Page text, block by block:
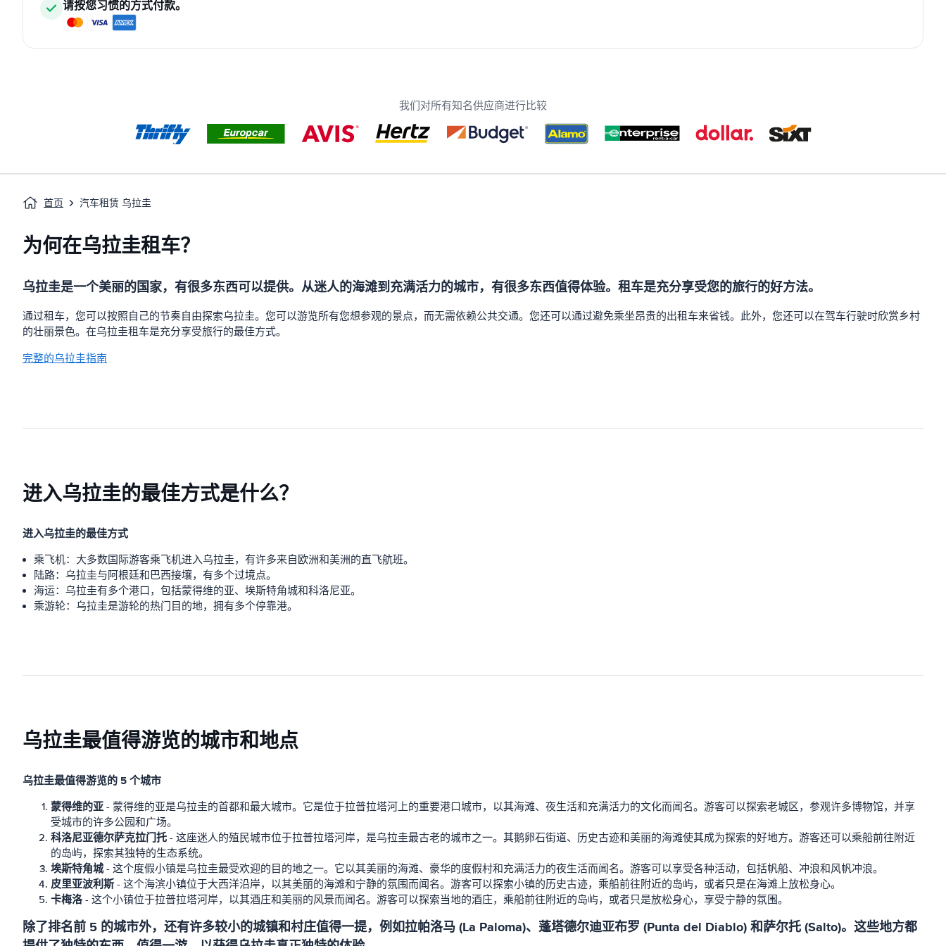
请按您习惯的方式付款。
我们对所有知名供应商进行比较
首页 汽车租赁 乌拉圭
为何在乌拉圭租车？
乌拉圭是一个美丽的国家，有很多东西可以提供。从迷人的海滩到充满活力的城市，有很多东西值得体验。租车是充分享受您的旅行的好方法。
通过租车，您可以按照自己的节奏自由探索乌拉圭。您可以游览所有您想参观的景点，而无需依赖公共交通。您还可以通过避免乘坐昂贵的出租车来省钱。此外，您还可以在驾车行驶时欣赏乡村
的壮丽景色。在乌拉圭租车是充分享受旅行的最佳方式。
完整的乌拉圭指南
进入乌拉圭的最佳方式是什么？
进入乌拉圭的最佳方式
乘飞机：大多数国际游客乘飞机进入乌拉圭，有许多来自欧洲和美洲的直飞航班。
陆路：乌拉圭与阿根廷和巴西接壤，有多个过境点。
海运：乌拉圭有多个港口，包括蒙得维的亚、埃斯特角城和科洛尼亚。
乘游轮：乌拉圭是游轮的热门目的地，拥有多个停靠港。
乌拉圭最值得游览的城市和地点
乌拉圭最值得游览的 5 个城市
蒙得维的亚 - 蒙得维的亚是乌拉圭的首都和最大城市。它是位于拉普拉塔河上的重要港口城市，以其海滩、夜生活和充满活力的文化而闻名。游客可以探索老城区，参观许多博物馆，并享
受城市的许多公园和广场。
科洛尼亚德尔萨克拉门托 - 这座迷人的殖民城市位于拉普拉塔河岸，是乌拉圭最古老的城市之一。其鹅卵石街道、历史古迹和美丽的海滩使其成为探索的好地方。游客还可以乘船前往附近
的岛屿，探索其独特的生态系统。
埃斯特角城- 这个度假小镇是乌拉圭最受欢迎的目的地之一。它以其美丽的海滩、豪华的度假村和充满活力的夜生活而闻名。游客可以享受各种活动，包括帆船、冲浪和风帆冲浪。
皮里亚波利斯 - 这个海滨小镇位于大西洋沿岸，以其美丽的海滩和宁静的氛围而闻名。游客可以探索小镇的历史古迹，乘船前往附近的岛屿，或者只是在海滩上放松身心。
卡梅洛- 这个小镇位于拉普拉塔河岸，以其酒庄和美丽的风景而闻名。游客可以探索当地的酒庄，乘船前往附近的岛屿，或者只是放松身心，享受宁静的氛围。
除了排名前 5 的城市外，还有许多较小的城镇和村庄值得一提，例如拉帕洛马 (La Paloma)、蓬塔德尔迪亚布罗 (Punta del Diablo) 和萨尔托 (Salto)。这些地方都